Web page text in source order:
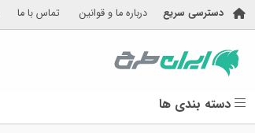
دسترسی سریع درباره ما و قوانین تماس با ما
دسته بندی ها